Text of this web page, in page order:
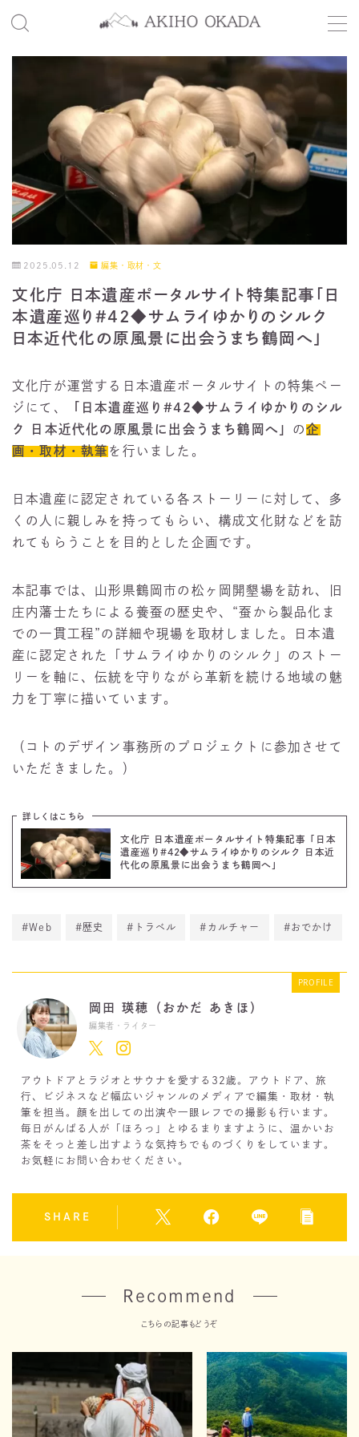
Home
Profile
Works
2025.05.12 編集・取材・文
文化庁 日本遺産ポータルサイト特集記事「日
本遺産巡り#42◆サムライゆかりのシルク
日本近代化の原風景に出会うまち鶴岡へ」
文化庁が運営する日本遺産ポータルサイトの特集ペー
ジにて、
「日本遺産巡り#42◆サムライゆかりのシル
ク 日本近代化の原風景に出会うまち鶴岡へ」 の企
画・取材・執筆 を行いました。
日本遺産に認定されている各ストーリーに対して、多
くの人に親しみを持ってもらい、構成文化財などを訪
れてもらうことを目的とした企画です。
本記事では、山形県鶴岡市の松ヶ岡開墾場を訪れ、旧
庄内藩士たちによる養蚕の歴史や、“蚕から製品化ま
での一貫工程”の詳細や現場を取材しました。日本遺
産に認定された「サムライゆかりのシルク」のストー
リーを軸に、伝統を守りながら革新を続ける地域の魅
力を丁寧に描いています。
（コトのデザイン事務所のプロジェクトに参加させて
いただきました。）
詳しくはこちら
文化庁 日本遺産ポータルサイト特集記事「日本
遺産巡り#42◆サムライゆかりのシルク 日本近
代化の原風景に出会うまち鶴岡へ」
#Web #歴史 #トラベル #カルチャー #おでかけ
PROFILE
岡田 瑛穂（おかだ あきほ）
編集者・ライター
アウトドアとラジオとサウナを愛する32歳。アウトドア、旅
行、ビジネスなど幅広いジャンルのメディアで編集・取材・執
筆を担当。顔を出しての出演や一眼レフでの撮影も行います。
毎日がんばる人が「ほろっ」とゆるまりますように、温かいお
茶をそっと差し出すような気持ちでものづくりをしています。
お気軽にお問い合わせください。
SHARE
Recommend
こちらの記事もどうぞ